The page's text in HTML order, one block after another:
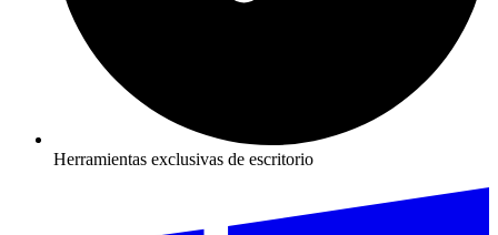
Herramientas exclusivas de escritorio